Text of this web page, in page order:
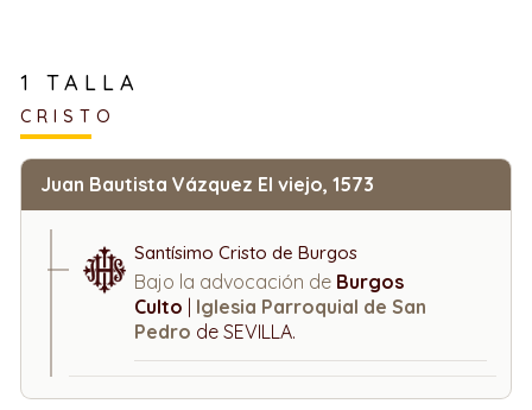
1 TALLA
CRISTO
Juan Bautista Vázquez El viejo, 1573
Santísimo Cristo de Burgos
Bajo la advocación de Burgos
Culto
Iglesia Parroquial de San
Pedro de SEVILLA.